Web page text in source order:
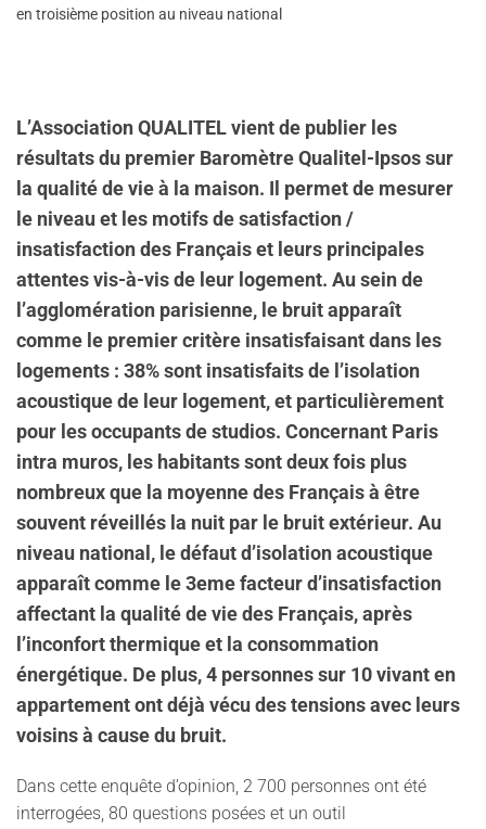
en troisième position au niveau national
L’Association QUALITEL vient de publier les
résultats du premier Baromètre Qualitel-Ipsos sur
la qualité de vie à la maison. Il permet de mesurer
le niveau et les motifs de satisfaction /
insatisfaction des Français et leurs principales
attentes vis-à-vis de leur logement. Au sein de
l’agglomération parisienne, le bruit apparaît
comme le premier critère insatisfaisant dans les
logements : 38% sont insatisfaits de l’isolation
acoustique de leur logement, et particulièrement
pour les occupants de studios. Concernant Paris
intra muros, les habitants sont deux fois plus
nombreux que la moyenne des Français à être
souvent réveillés la nuit par le bruit extérieur. Au
niveau national, le défaut d’isolation acoustique
apparaît comme le 3eme facteur d’insatisfaction
affectant la qualité de vie des Français, après
l’inconfort thermique et la consommation
énergétique. De plus, 4 personnes sur 10 vivant en
appartement ont déjà vécu des tensions avec leurs
voisins à cause du bruit.
Dans cette enquête d’opinion, 2 700 personnes ont été
interrogées, 80 questions posées et un outil